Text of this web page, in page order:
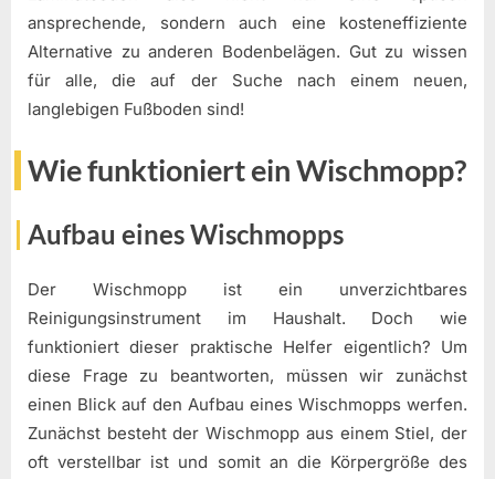
ansprechende, sondern auch eine kosteneffiziente
Alternative zu anderen Bodenbelägen. Gut zu wissen
für alle, die auf der Suche nach einem neuen,
langlebigen Fußboden sind!
Wie funktioniert ein Wischmopp?
Aufbau eines Wischmopps
Der Wischmopp ist ein unverzichtbares
Reinigungsinstrument im Haushalt. Doch wie
funktioniert dieser praktische Helfer eigentlich? Um
diese Frage zu beantworten, müssen wir zunächst
einen Blick auf den Aufbau eines Wischmopps werfen.
Zunächst besteht der Wischmopp aus einem Stiel, der
oft verstellbar ist und somit an die Körpergröße des